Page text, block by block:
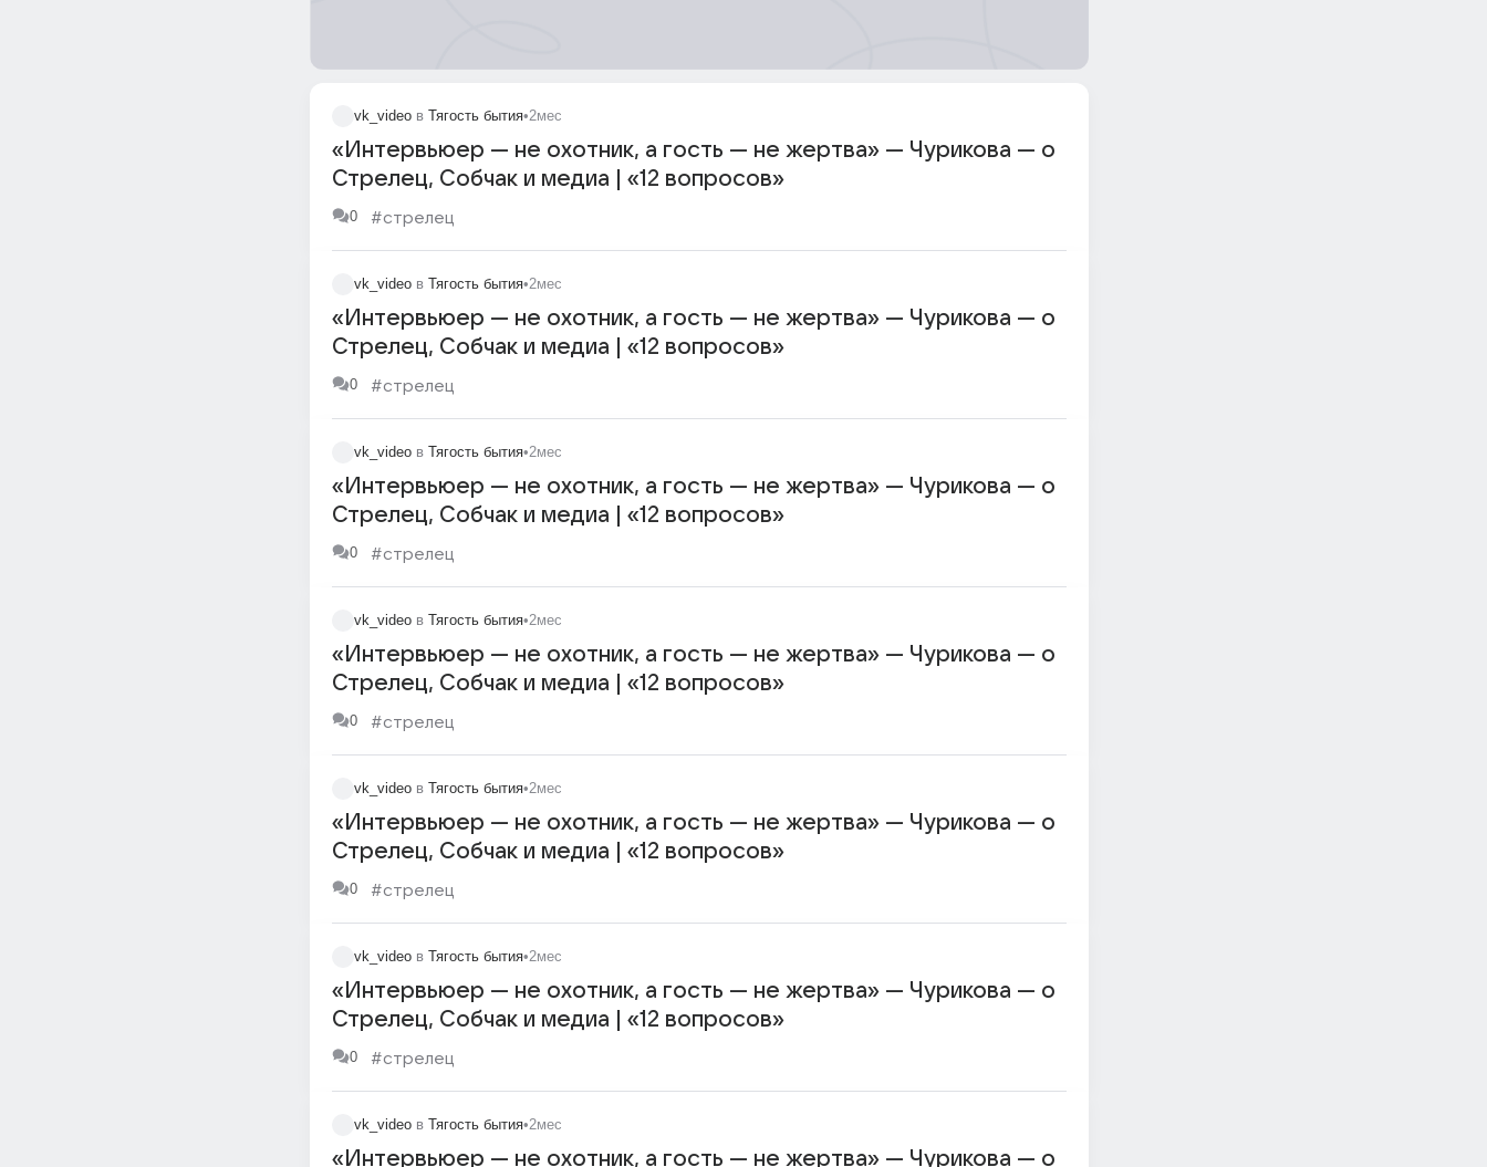
vk_video в Тягость бытия•2мес
«Интервьюер — не охотник, а гость — не жертва» — Чурикова — о
Стрелец, Собчак и медиа | «12 вопросов»
0 #стрелец
vk_video в Тягость бытия•2мес
«Интервьюер — не охотник, а гость — не жертва» — Чурикова — о
Стрелец, Собчак и медиа | «12 вопросов»
0 #стрелец
vk_video в Тягость бытия•2мес
«Интервьюер — не охотник, а гость — не жертва» — Чурикова — о
Стрелец, Собчак и медиа | «12 вопросов»
0 #стрелец
vk_video в Тягость бытия•2мес
«Интервьюер — не охотник, а гость — не жертва» — Чурикова — о
Стрелец, Собчак и медиа | «12 вопросов»
0 #стрелец
vk_video в Тягость бытия•2мес
«Интервьюер — не охотник, а гость — не жертва» — Чурикова — о
Стрелец, Собчак и медиа | «12 вопросов»
0 #стрелец
vk_video в Тягость бытия•2мес
«Интервьюер — не охотник, а гость — не жертва» — Чурикова — о
Стрелец, Собчак и медиа | «12 вопросов»
0 #стрелец
vk_video в Тягость бытия•2мес
«Интервьюер — не охотник, а гость — не жертва» — Чурикова — о